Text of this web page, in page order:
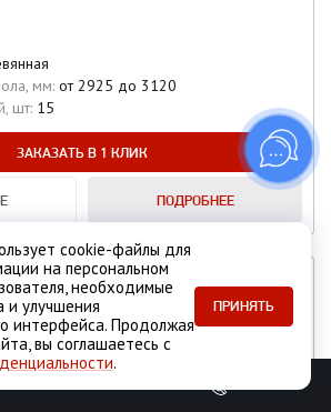
мм: от 2925 до 3120
шт: 15
ЗАКАЗАТЬ В 1 КЛИК
ПОДРОБНЕЕ
СОБСТВЕННОЕ ПРОИЗВОДСТВО
cookie-файлы для
на персональном
необходимые
и улучшения
интерфейса. Продолжая
вы соглашаетесь с
.
ПРИНЯТЬ